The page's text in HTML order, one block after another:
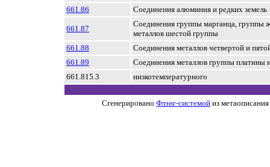
661.86
Соединения алюминия и редких земель
661.87
Соединения группы марганца, группы
металлов шестой группы
661.88
Соединения металлов четвертой и
661.89
Соединения металлов группы платины
661.815.3
низкотемпературного
Сгенерировано Флэнг-системой из